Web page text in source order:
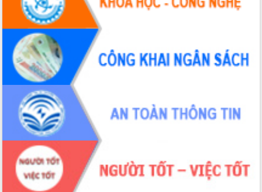
Đánh giá, rút kinh nghiệm công tác tổ
chức diễn tập trước ngày bầu cử
Chương trình “Gặp gỡ hữu nghị –
Friendship Meeting New Year 2026”
Bầu cử Quốc hội và HĐND: Cử tri Đắk
Lắk gửi gắm niềm tin, kỳ vọng vào lá
Đắk Lắk sẵn sàng các điều kiện cho
Ngày hội bầu cử đại biểu Quốc hội
khóa XVI và HĐND các cấp nhiệm kỳ
2026-2031
Đảm bảo cuộc bầu cử đại biểu Quốc
hội và đại biểu HĐND các cấp diễn ra
an toàn, hiệu quả, đúng quy định